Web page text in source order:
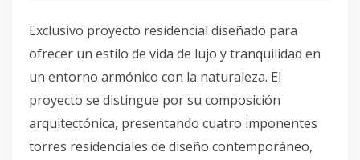
Exclusivo proyecto residencial diseñado para
ofrecer un estilo de vida de lujo y tranquilidad en
un entorno armónico con la naturaleza. El
proyecto se distingue por su composición
arquitectónica, presentando cuatro imponentes
torres residenciales de diseño contemporáneo,